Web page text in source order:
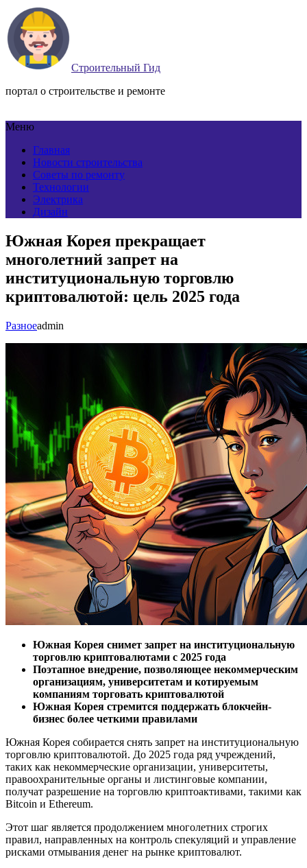
Строительный Гид
портал о строительстве и ремонте
Меню
Главная
Новости строительства
Советы по ремонту
Технологии
Электрика
Дизайн
Южная Корея прекращает
многолетний запрет на
институциональную торговлю
криптовалютой: цель 2025 года
Разноеadmin
Южная Корея снимет запрет на институциональную
торговлю криптовалютами с 2025 года
Поэтапное внедрение, позволяющее некоммерческим
организациям, университетам и котируемым
компаниям торговать криптовалютой
Южная Корея стремится поддержать блокчейн-
бизнес более четкими правилами
Южная Корея собирается снять запрет на институциональную
торговлю криптовалютой. До 2025 года ряд учреждений,
таких как некоммерческие организации, университеты,
правоохранительные органы и листинговые компании,
получат разрешение на торговлю криптоактивами, такими как
Bitcoin и Ethereum.
Этот шаг является продолжением многолетних строгих
правил, направленных на контроль спекуляций и управление
рисками отмывания денег на рынке криптовалют.